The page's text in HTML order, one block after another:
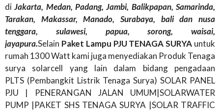
diJakarta, Medan, Padang, Jambi, Balikpapan, Samarinda,
Tarakan, Makassar, Manado, Surabaya, bali dan nusa
tenggara, sulawesi, papua, sorong, waisai,
jayapura.Selain Paket Lampu PJU TENAGA SURYA untuk
rumah 1300 Watt kami juga menyediakan Produk Tenaga
surya solarcell yang lain dalam bidang pengadaan
PLTS (Pembangkit Listrik Tenaga Surya) SOLAR PANEL
PJU | PENERANGAN JALAN UMUM|SOLARWATER
PUMP |PAKET SHS TENAGA SURYA |SOLAR TRAFFIC